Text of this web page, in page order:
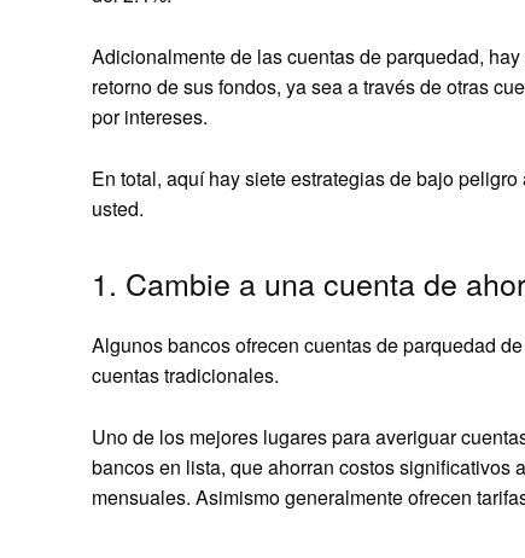
Adicionalmente de las cuentas de parquedad,
retorno de sus fondos, ya sea a través de otras
por intereses.
En total, aquí hay siete estrategias de bajo
usted.
1. Cambie a una cuenta de
Algunos bancos ofrecen cuentas de parquedad
cuentas tradicionales.
Uno de los mejores lugares para averiguar
bancos en lista, que ahorran costos significativos
mensuales. Asimismo generalmente ofrecen